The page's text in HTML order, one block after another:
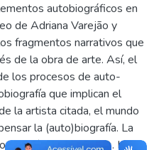
autobiográficos en
de Adriana Varejão y
fragmentos narrativos que
de la obra de arte. Así, el
los procesos de auto-
que implican el
la artista citada, el mundo
la (auto)biografía. La
dos líneas verticales. La